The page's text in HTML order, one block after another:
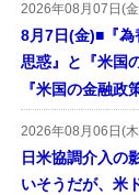
2026年08月07日(
8月7日(金)■『為
思惑』と『米国
『米国の金融
2026年08月06日(
日米協調介入の
いそうだが、米